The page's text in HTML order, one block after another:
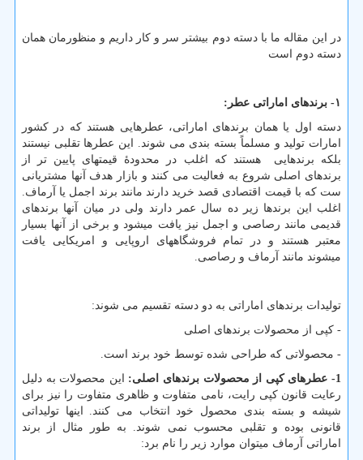
در این مقاله ما با دسته دوم بیشتر سر و کار داریم و منظورمان همان
دسته دوم است
۱- برندهای اماراتی عطر:
دسته اول یا همان برندهای اماراتی، عطرهایی هستند که در کشور
امارات تولید و مسلماً بسته بندی می شوند. این عطرها تقلبی نیستند
بلکه برندهایی هستند که اغلب در محدودۀ قیمتهای پایین تر از
برندهای اصلی شروع به فعالیت می کنند و بازار هدف آنها مشتریانی
ست که با قیمت اقتصادی قصد خرید دارند مانند برند اجمل یا آرماف.
اغلب این برندها زیر ده سال عمر دارند ولی در میان آنها برندهای
قدیمی مانند رصاصی و اجمل نیز یافت میشود و برخی از آنها بسیار
معتبر هستند و در تمام فروشگاههای اروپایی و امریکایی یافت
میشوند مانند آرماف و رصاصی.
تولیدات برندهای اماراتی به دو دسته تقسیم می شوند:
- کپی از محصولات برندهای اصلی
- محصولاتی که طراحی شده توسط خود برند است.
1- عطرهای کپی از محصولات برندهای اصلی:
این محصولات به دلیل
رعایت قانون کپی رایت، نامی متفاوت و ظاهری متفاوت را نیز برای
شیشه و بسته بندی محصول خود انتخاب می کنند. اینها تولیداتی
قانونی بوده و تقلبی محسوب نمی شوند. به طور مثال از برند
اماراتی آرماف میتوان موارد زیر را نام برد: